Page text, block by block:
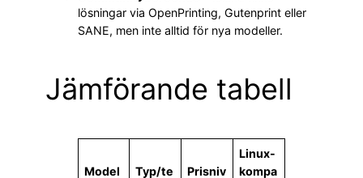
lösningar via OpenPrinting, Gutenprint eller
SANE, men inte alltid för nya modeller.
Jämförande tabell
Model
Typ/te
Prisniv
Linux-
kompa